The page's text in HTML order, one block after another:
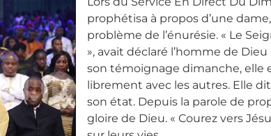
prophétisa à propos d’une
problème de l’énurésie. « Le
», avait déclaré l’homme de
son témoignage dimanche, elle
librement avec les autres. Elle
son état. Depuis la parole de
gloire de Dieu. « Courez vers